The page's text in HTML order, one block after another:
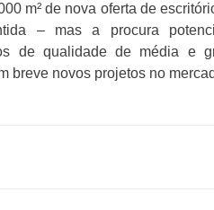
m² de nova oferta de
– mas a procura
de qualidade de média e
breve novos projetos no